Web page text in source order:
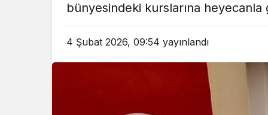
bünyesindeki kurslarına heyecanla
4 Şubat 2026, 09:54 yayınlandı
3 ay önce
Bakanı, Kahraman Polisleri
Gündem
3 ay
Yunanistan’da